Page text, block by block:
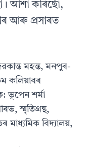
আশা কৰিছোঁ,
আৰু প্ৰসাৰত
মহন্ত, মনপুৰ-
কলিয়াবৰ
ভূপেন শৰ্মা
স্মৃতিগ্ৰন্থ,
মাধ‍্যমিক বিদ‍্যালয়,